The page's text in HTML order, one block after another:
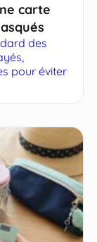
carte
des
pour éviter